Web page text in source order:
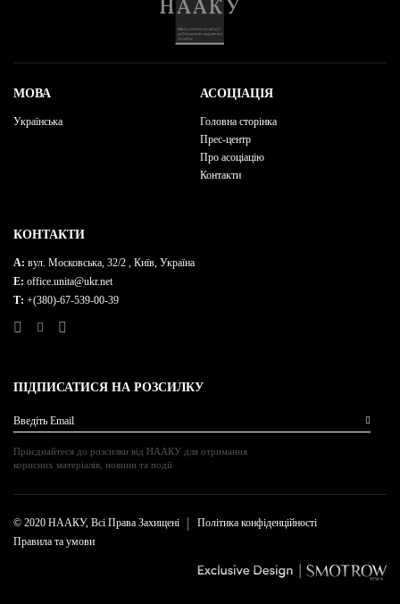
МОВА
Українська
АСОЦІАЦІЯ
Головна сторінка
Прес-центр
Про асоціацію
Контакти
КОНТАКТИ
A: вул. Московська, 32/2 , Київ, Україна
E: office.unita@ukr.net
Т: +(380)-67-539-00-39
ПІДПИСАТИСЯ НА РОЗСИЛКУ
Введіть Email
Приєднайтеся до розсилки від НААКУ для отримання
корисних матеріалів, новини та події
© 2020 НААКУ, Всі Права Захищені
Політика конфіденційності
Правила та умови